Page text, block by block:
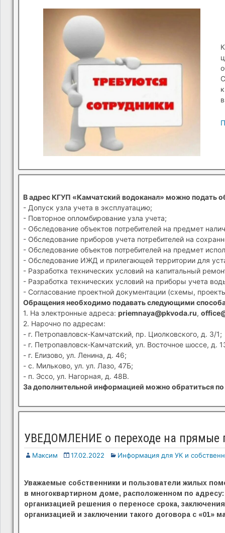
В адрес КГУП «Камчатский водоканал» можно подать
- Допуск узла учета в эксплуатацию;
- Повторное опломбирование узла учета;
- Обследование объектов потребителей на предмет
- Обследование приборов учета потребителей на
- Обследование объектов потребителей на предмет
- Обследование ИЖД и прилегающей территории для
- Разработка технических условий на капитальный
- Разработка технических условий на приборы учета
- Согласование проектной документации (схемы,
Обращения необходимо подавать следующими
1. На электронные адреса: priemnaya@pkvoda.ru,
2. Нарочно по адресам:
- г. Петропавловск-Камчатский, пр. Циолковского, д. 3/1;
- г. Петропавловск-Камчатский, ул. Восточное шоссе, д.
- г. Елизово, ул. Ленина, д. 46;
- с. Мильково, ул. ул. Лазо, 47Б;
- п. Эссо, ул. Нагорная, д. 48В.
За дополнительной информацией можно обратиться
УВЕДОМЛЕНИЕ о переходе на прямые
Максим 17.02.2022 Информация для УК и
Уважаемые собственники и пользователи жилых
в многоквартирном доме, расположенном по
организацией решения о переносе срока,
организацией и заключении такого договора с «01»